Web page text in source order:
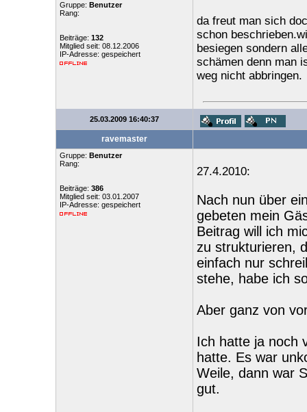
Gruppe: Benutzer
Rang:
Beiträge: 132
Mitglied seit: 08.12.2006
IP-Adresse: gespeichert
da freut man sich
schon
besiegen sondern
schämen denn man
weg nicht abbringen.
25.03.2009 16:40:37
ravemaster
Gruppe: Benutzer
Rang:
Beiträge: 386
Mitglied seit: 03.01.2007
IP-Adresse: gespeichert
27.4.2010:
Nach nun über
gebeten mein
Beitrag will ich
zu strukturieren,
einfach nur
stehe, habe ich
Aber ganz von
Ich hatte ja noch
hatte. Es war
Weile, dann war
gut.